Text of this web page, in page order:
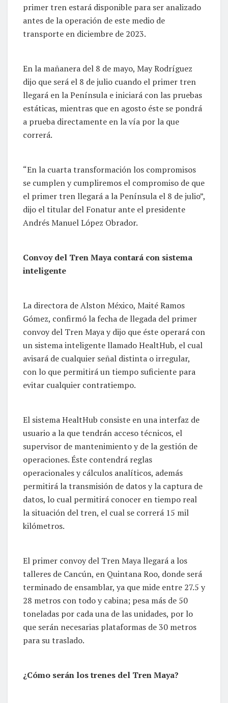
primer tren estará disponible para ser analizado
antes de la operación de este medio de
transporte en diciembre de 2023.
En la mañanera del 8 de mayo, May Rodríguez
dijo que será el 8 de julio cuando el primer tren
llegará en la Península e iniciará con las pruebas
estáticas, mientras que en agosto éste se pondrá
a prueba directamente en la vía por la que
correrá.
“En la cuarta transformación los compromisos
se cumplen y cumpliremos el compromiso de que
el primer tren llegará a la Península el 8 de julio”,
dijo el titular del Fonatur ante el presidente
Andrés Manuel López Obrador.
Convoy del Tren Maya contará con sistema
inteligente
La directora de Alston México, Maité Ramos
Gómez, confirmó la fecha de llegada del primer
convoy del Tren Maya y dijo que éste operará con
un sistema inteligente llamado HealtHub, el cual
avisará de cualquier señal distinta o irregular,
con lo que permitirá un tiempo suficiente para
evitar cualquier contratiempo.
El sistema HealtHub consiste en una interfaz de
usuario a la que tendrán acceso técnicos, el
supervisor de mantenimiento y de la gestión de
operaciones. Éste contendrá reglas
operacionales y cálculos analíticos, además
permitirá la transmisión de datos y la captura de
datos, lo cual permitirá conocer en tiempo real
la situación del tren, el cual se correrá 15 mil
kilómetros.
El primer convoy del Tren Maya llegará a los
talleres de Cancún, en Quintana Roo, donde será
terminado de ensamblar, ya que mide entre 27.5 y
28 metros con todo y cabina; pesa más de 50
toneladas por cada una de las unidades, por lo
que serán necesarias plataformas de 30 metros
para su traslado.
¿Cómo serán los trenes del Tren Maya?